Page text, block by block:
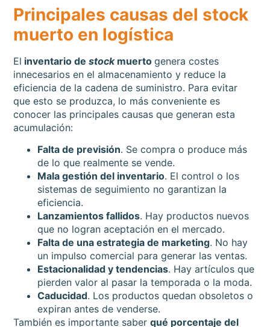
Principales causas del stock
muerto en logística
El inventario destockmuertogenera costes
innecesarios en el almacenamiento y reduce la
eficiencia de la cadena de suministro. Para evitar
que esto se produzca, lo más conveniente es
conocer las principales causas que generan esta
acumulación:
Falta de previsión. Se compra o produce más
de lo que realmente se vende.
Mala gestión del inventario. El control o los
sistemas de seguimiento no garantizan la
eficiencia.
Lanzamientos fallidos. Hay productos nuevos
que no logran aceptación en el mercado.
Falta de una estrategia de marketing. No hay
un impulso comercial para generar las ventas.
Estacionalidad y tendencias. Hay artículos que
pierden valor al pasar la temporada o la moda.
Caducidad. Los productos quedan obsoletos o
expiran antes de venderse.
También es importante saberqué porcentaje del